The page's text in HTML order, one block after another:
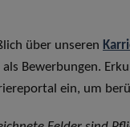
über unseren
Bewerbungen.
ein, um